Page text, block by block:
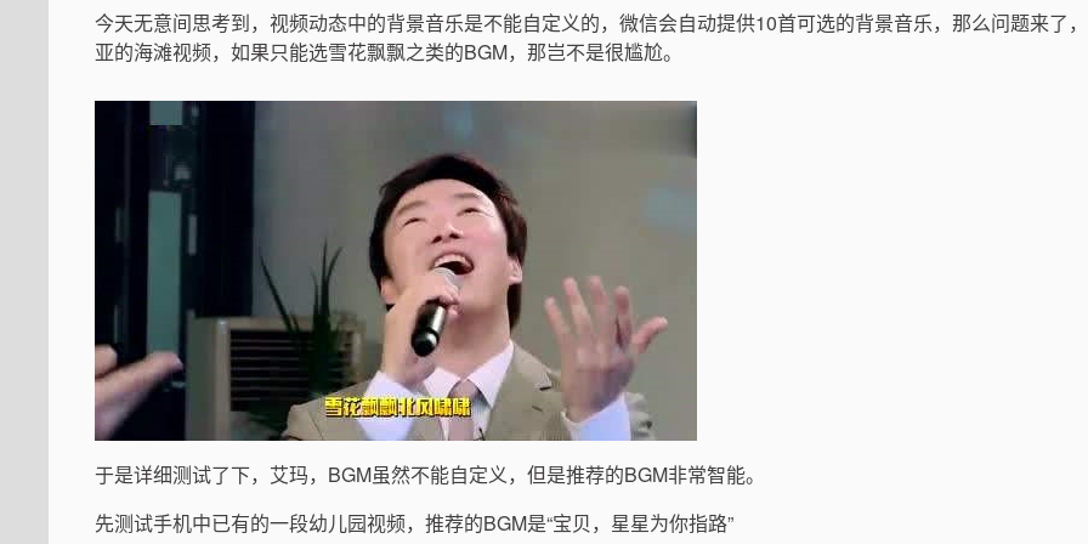
今天无意间思考到，视频动态中的背景音乐是不能自定义的，微信会自动提供10首可选的背景音乐，那么问题来了
亚的海滩视频，如果只能选雪花飘飘之类的BGM，那岂不是很尴尬。
于是详细测试了下，艾玛，BGM虽然不能自定义，但是推荐的BGM非常智能。
先测试手机中已有的一段幼儿园视频，推荐的BGM是“宝贝，星星为你指路”